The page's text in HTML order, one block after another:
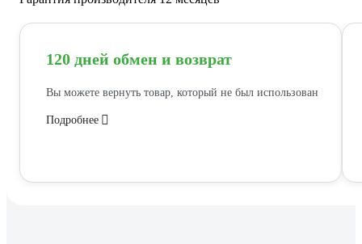
120 дней обмен и возврат
Вы можете вернуть товар, который не был использован
Подробнее